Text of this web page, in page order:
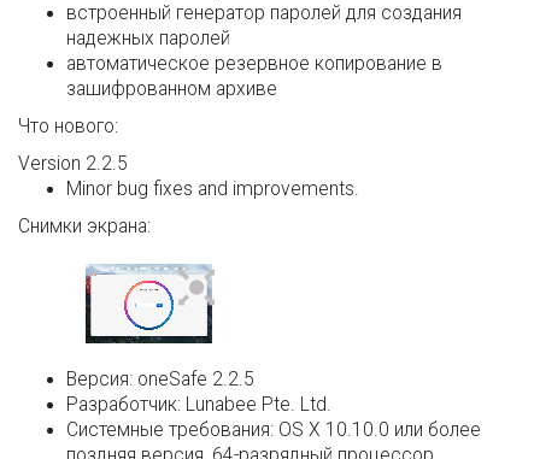
встроенный генератор паролей для создания
надежных паролей
автоматическое резервное копирование в
зашифрованном архиве
Что нового:
Version 2.2.5
Minor bug fixes and improvements.
Снимки экрана:
Версия: oneSafe 2.2.5
Разработчик: Lunabee Pte. Ltd.
Системные требования: OS X 10.10.0 или более